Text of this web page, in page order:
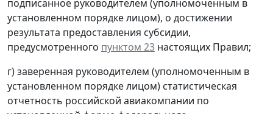
подписанное руководителем (уполномоченным в
установленном порядке лицом), о достижении
результата предоставления субсидии,
предусмотренного пунктом 23 настоящих Правил;
г) заверенная руководителем (уполномоченным в
установленном порядке лицом) статистическая
отчетность российской авиакомпании по